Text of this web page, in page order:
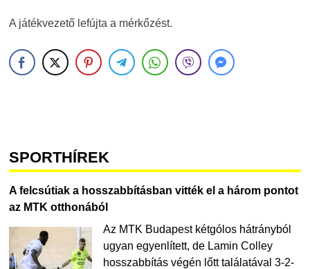
A játékvezető lefújta a mérkőzést.
SPORTHÍREK
A felcsútiak a hosszabbításban vitték el a három pontot
az MTK otthonából
Az MTK Budapest kétgólos hátrányból
ugyan egyenlített, de Lamin Colley
hosszabbítás végén lőtt találatával 3-2-